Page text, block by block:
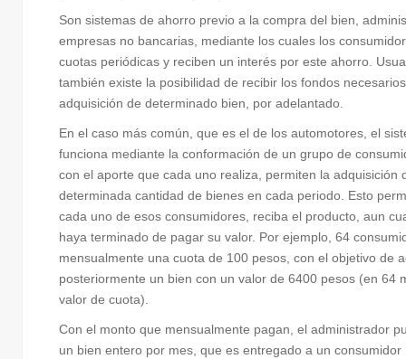
Son sistemas de ahorro previo a la compra del bien,
empresas no bancarias, mediante los cuales los
cuotas periódicas y reciben un interés por este ahorro.
también existe la posibilidad de recibir los fondos
adquisición de determinado bien, por adelantado.
En el caso más común, que es el de los automotores, el
funciona mediante la conformación de un grupo de
con el aporte que cada uno realiza, permiten la adquisición
determinada cantidad de bienes en cada periodo. Esto
cada uno de esos consumidores, reciba el producto, aun
haya terminado de pagar su valor. Por ejemplo, 64
mensualmente una cuota de 100 pesos, con el objetivo de
posteriormente un bien con un valor de 6400 pesos (en 64
valor de cuota).
Con el monto que mensualmente pagan, el administrador
un bien entero por mes, que es entregado a un consumidor